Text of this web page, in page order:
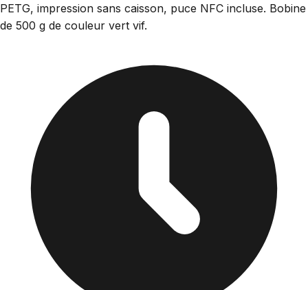
PETG, impression sans caisson, puce NFC incluse. Bobine
de 500 g de couleur vert vif.